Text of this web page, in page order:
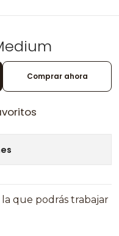
Comprar ahora
que podrás trabajar